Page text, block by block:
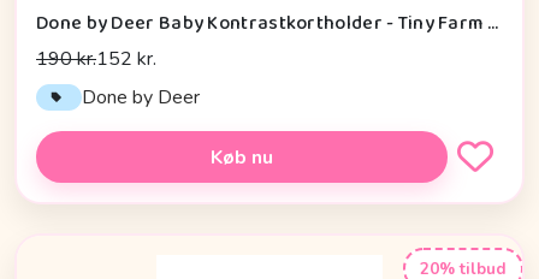
Done by Deer Baby Kontrastkortholder - Tiny Farm - Grøn
190 kr.152 kr.
Done by Deer
Køb nu
20% tilbud